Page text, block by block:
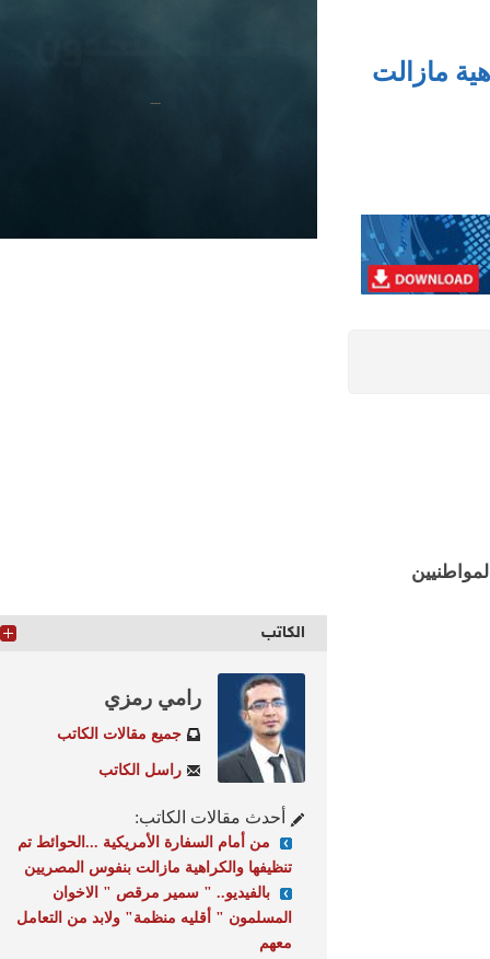
مازالت
الكاتب
رامي رمزي
جميع مقالات الكاتب
راسل الكاتب
أحدث مقالات الكاتب:
من أمام السفارة الأمريكية ...الحوائط تم
تنظيفها والكراهية مازالت بنفوس المصريين
بالفيديو.. " سمير مرقص " الاخوان
المسلمون " أقليه منظمة" ولابد من التعامل
معهم